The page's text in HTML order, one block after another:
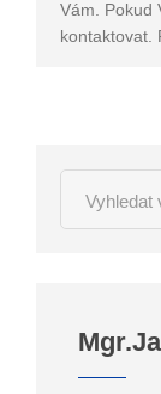
Vám. Pokud
kontaktovat.